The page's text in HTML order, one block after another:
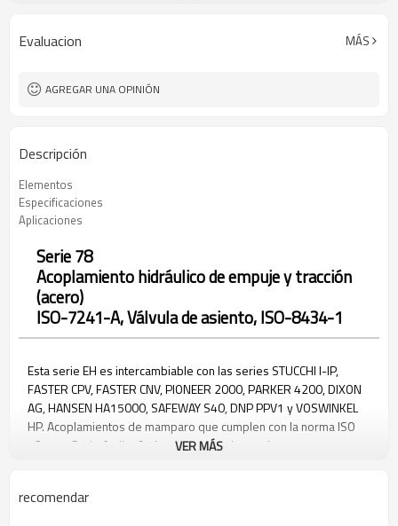
SERIE SAFEWAY S40
Intercambio SERIE DNP PPV1
Evaluacion MÁS
AGREGAR UNA OPINIÓN
Descripción
Elementos
Especificaciones
Aplicaciones
Serie 78
Acoplamiento hidráulico de empuje y tracción
(acero)
ISO-7241-A, Válvula de asiento, ISO-8434-1
Esta serie EH es intercambiable con las series STUCCHI I-IP,
FASTER CPV, FASTER CNV, PIONEER 2000, PARKER 4200, DIXON
AG, HANSEN HA15000, SAFEWAY S40, DNP PPV1 y VOSWINKEL
HP. Acoplamientos de mamparo que cumplen con la norma ISO
7241-1 Serie A, diseñados para conexiones de mangueras
Amplia selección de adaptadores roscados disponibles para
VER MÁS
recomendar